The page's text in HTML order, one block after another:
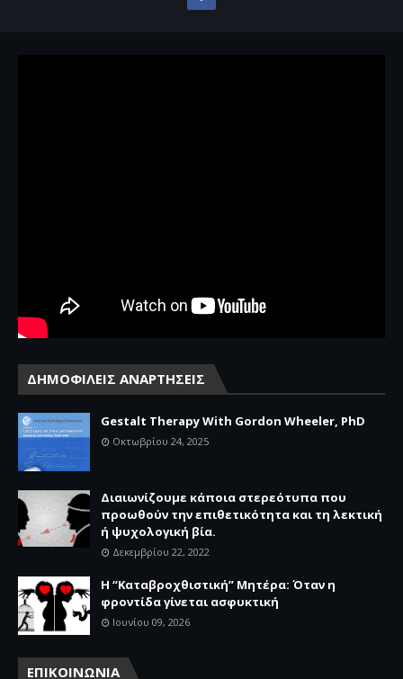
ΔΗΜΟΦΙΛΕΙΣ ΑΝΑΡΤΗΣΕΙΣ
Gestalt Therapy With Gordon Wheeler, PhD
Οκτωβρίου 24, 2025
Διαιωνίζουμε κάποια στερεότυπα που
προωθούν την επιθετικότητα και τη λεκτική
ή ψυχολογική βία.
Δεκεμβρίου 22, 2022
Η “Καταβροχθιστική” Mητέρα: Όταν η
φροντίδα γίνεται ασφυκτική
Ιουνίου 09, 2026
ΕΠΙΚΟΙΝΩΝΙΑ